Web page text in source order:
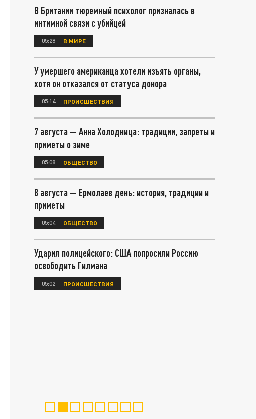
В Британии тюремный психолог призналась в
интимной связи с убийцей
05:28 В МИРЕ
У умершего американца хотели изъять органы,
хотя он отказался от статуса донора
05:14 ПРОИСШЕСТВИЯ
7 августа — Анна Холодница: традиции, запреты и
приметы о зиме
05:08 ОБЩЕСТВО
8 августа — Ермолаев день: история, традиции и
приметы
05:04 ОБЩЕСТВО
Ударил полицейского: США попросили Россию
освободить Гилмана
05:02 ПРОИСШЕСТВИЯ